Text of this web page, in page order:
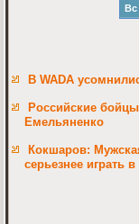
Вс
В WADA
Российские
Емельяненко
Кокшаров:
серьезнее играть